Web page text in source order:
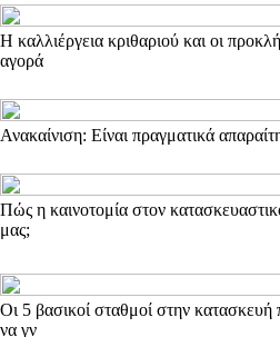
Η καλλιέργεια κριθαριού και οι
αγορά
Ανακαίνιση: Είναι πραγματικά
Πώς η καινοτομία στον
μας;
Οι 5 βασικοί σταθμοί στην κατασκευή
να γν